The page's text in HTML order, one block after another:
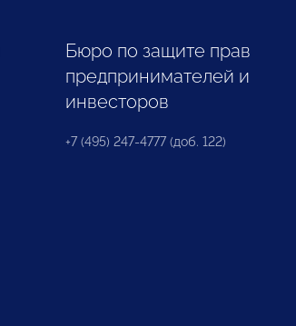
Бюро по защите прав
предпринимателей и
инвесторов
+7 (495) 247-4777 (доб. 122)